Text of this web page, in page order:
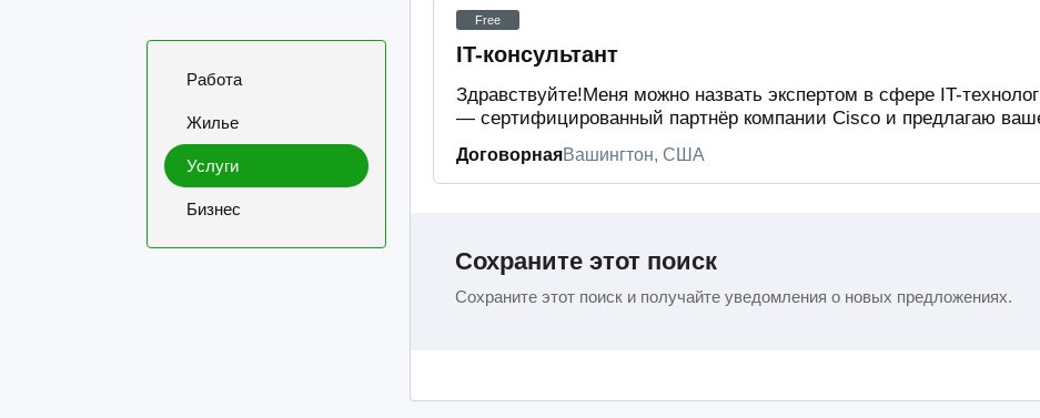
Работа
Жилье
Услуги
Бизнес
Free
IT-консультант
Здравствуйте!Меня можно назвать экспертом в сфере IT-
— сертифицированный партнёр компании Cisco и предлагаю
ДоговорнаяВашингтон, США
Сохраните этот поиск
Сохраните этот поиск и получайте уведомления о новых предложениях.